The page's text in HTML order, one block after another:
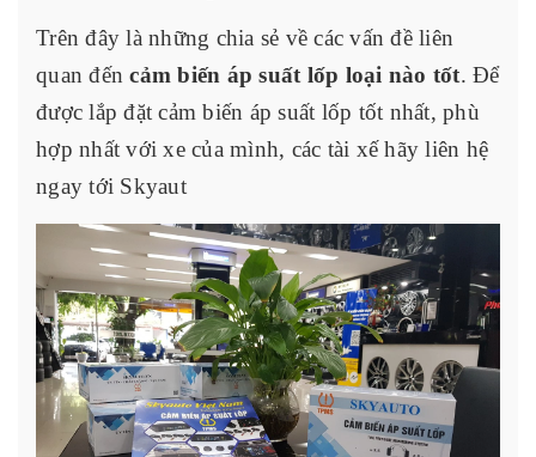
Trên đây là những chia sẻ về các vấn đề liên
quan đếncảm biến áp suất lốp loại nào tốt. Để
được lắp đặt cảm biến áp suất lốp tốt nhất, phù
hợp nhất với xe của mình, các tài xế hãy liên hệ
ngay tới Skyaut